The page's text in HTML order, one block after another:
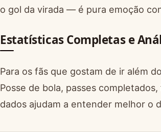
o gol da virada — é pura emoção
Estatísticas Completas e
Para os fãs que gostam de ir além
Posse de bola, passes
dados ajudam a entender melhor o